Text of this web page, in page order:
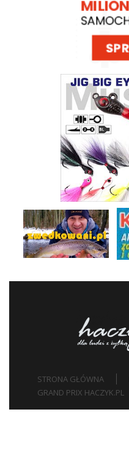
STRONA GŁÓWNA
GRAND PRIX HACZYK.PL